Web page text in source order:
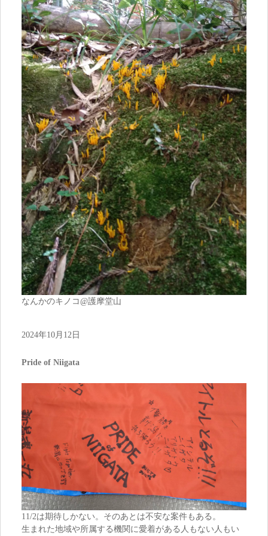
なんかのキノコ@護摩堂山
2024年10月12日
Pride of Niigata
11/2は期待しかない。そのあとは不安な案件もある。
生まれた地域や所属する機関に愛着がある人もない人もい